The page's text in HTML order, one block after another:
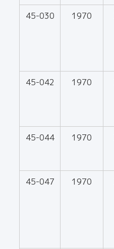
45-030 1970
45-042 1970
45-044 1970
45-047 1970